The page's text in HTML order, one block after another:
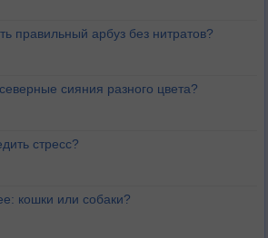
правильный арбуз без нитратов?
сияния разного цвета?
стресс?
кошки или собаки?